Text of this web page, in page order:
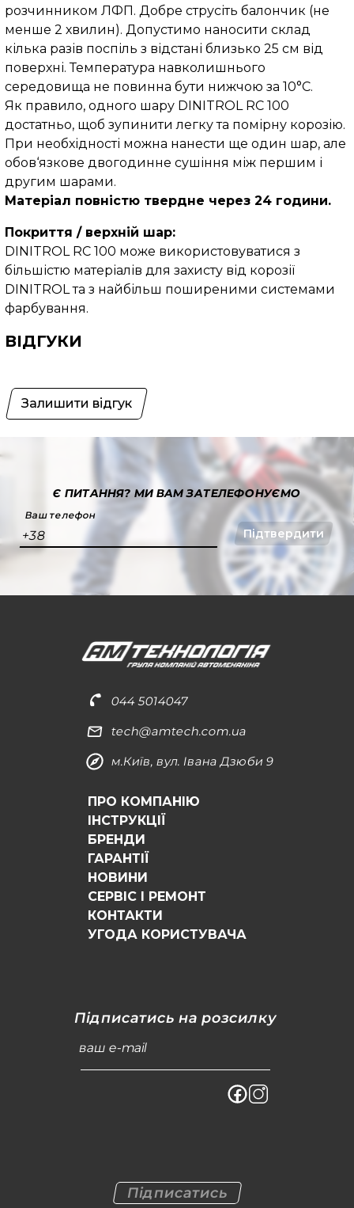
розчинником ЛФП. Добре струсіть балончик (не
менше 2 хвилин). Допустимо наносити склад
кілька разів поспіль з відстані близько 25 см від
поверхні. Температура навколишнього
середовища не повинна бути нижчою за 10°C.
Як правило, одного шару DINITROL RC 100
достатньо, щоб зупинити легку та помірну корозію.
При необхідності можна нанести ще один шар, але
обов‘язкове двогодинне сушіння між першим і
другим шарами.
Матеріал повністю твердне через 24 години.
Покриття / верхній шар:
DINITROL RC 100 може використовуватися з
більшістю матеріалів для захисту від корозії
DINITROL та з найбільш поширеними системами
фарбування.
ВІДГУКИ
Залишити відгук
Є ПИТАННЯ?МИ ВАМ ЗАТЕЛЕФОНУЄМО
Ваш телефон
+38 Підтвердити
044 5014047
tech@amtech.com.ua
м.Київ, вул. Івана Дзюби 9
ПРО КОМПАНІЮ
ІНСТРУКЦІЇ
БРЕНДИ
ГАРАНТІЇ
НОВИНИ
СЕРВІС І РЕМОНТ
КОНТАКТИ
УГОДА КОРИСТУВАЧА
Підписатись на розсилку
ваш e-mail
Підписатись